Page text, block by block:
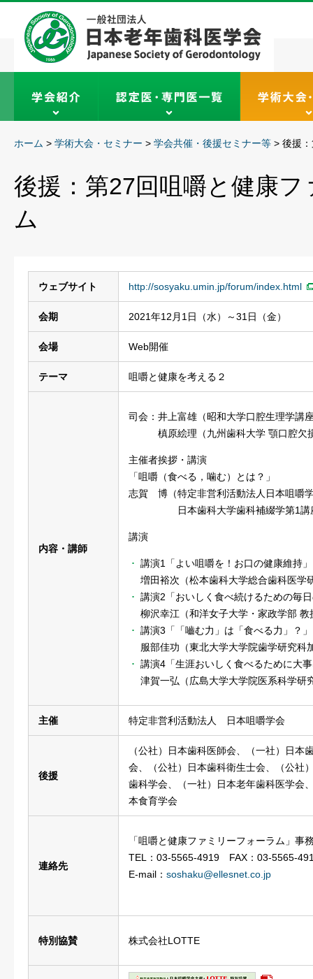
ホーム > 学術大会・セミナー > 学会共催・後援セミナー等 > 後援
後援：第27回咀嚼と健康
ム
ウェブサイト http://sosyaku.umin.jp/forum/index.html
会期 2021年12月1日（水）～31日（金）
会場 Web開催
テーマ 咀嚼と健康を考える２
内容・講師
司会：井上富雄（昭和大学口腔生理学講
槙原絵理（九州歯科大学 顎口腔欠
主催者挨拶・講演
「咀嚼（食べる，噛む）とは？」
志賀 博（特定非営利活動法人日本咀嚼
日本歯科大学歯科補綴学第1講
講演
講演1「よい咀嚼を！お口の健康維持」
増田裕次（松本歯科大学総合歯科医学
講演2「おいしく食べ続けるための毎
柳沢幸江（和洋女子大学・家政学部 教
講演3「「嚙む力」は「食べる力」？」
服部佳功（東北大学大学院歯学研究科
講演4「生涯おいしく食べるために大
津賀一弘（広島大学大学院医系科学研
主催 特定非営利活動法人 日本咀嚼学会
後援
（公社）日本歯科医師会、（一社）日
会、（公社）日本歯科衛生士会、（公社
歯科学会、（一社）日本老年歯科医学会
本食育学会
連絡先
「咀嚼と健康ファミリーフォーラム」事
TEL：03-5565-4919 FAX：03-5565-
E-mail： soshaku@ellesnet.co.jp
特別協賛 株式会社LOTTE